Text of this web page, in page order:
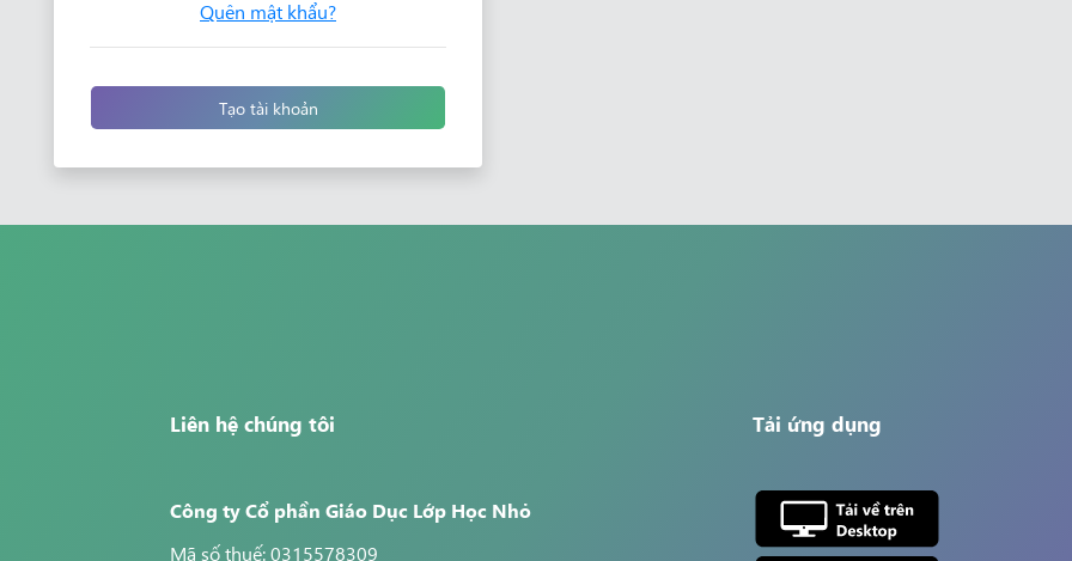
Quên mật khẩu?
Tạo tài khoản
Liên hệ chúng tôi
Công ty Cổ phần Giáo Dục Lớp Học Nhỏ
Mã số thuế: 0315578309
Tải ứng dụng